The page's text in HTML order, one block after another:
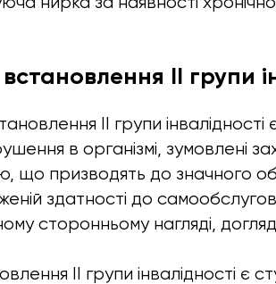
ІІ групи
II групи інвалідності
в організмі,
призводять до значного
здатності до
сторонньому нагляді,
II групи інвалідності є